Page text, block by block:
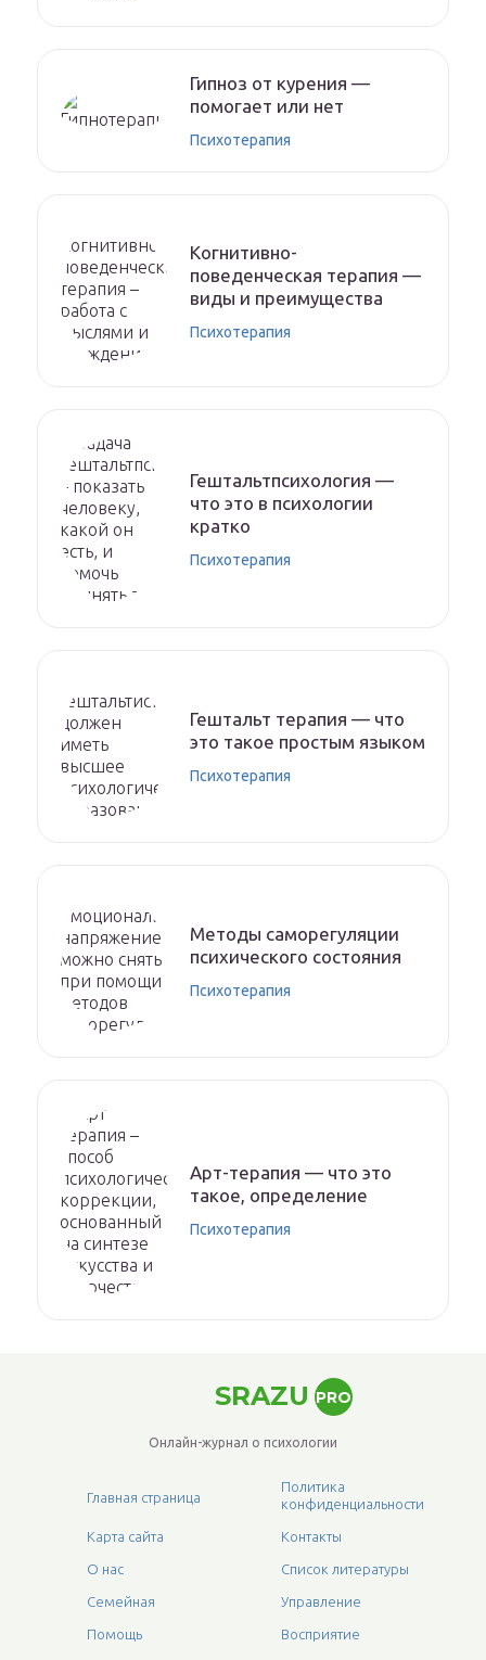
Гипноз от курения —
помогает или нет
Психотерапия
Когнитивно-
поведенческая терапия —
виды и преимущества
Психотерапия
Гештальтпсихология —
что это в психологии
кратко
Психотерапия
Гештальт терапия — что
это такое простым языком
Психотерапия
Методы саморегуляции
психического состояния
Психотерапия
Арт-терапия — что это
такое, определение
Психотерапия
SRAZU PRO
Онлайн-журнал о психологии
Главная страница
Политика
конфиденциальности
Карта сайта Контакты
О нас Список литературы
Семейная Управление
Помощь Восприятие